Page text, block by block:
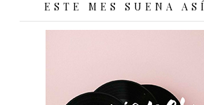
ESTE MES SUENA ASÍ